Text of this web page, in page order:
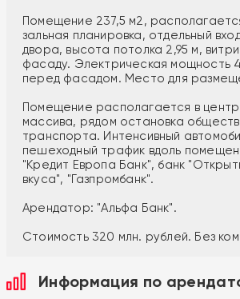
Помещение 237,5 м2,
зальная планировка, отдельный
двора, высота потолка 2,95 м,
фасаду. Электрическая мощность
перед фасадом. Место для
Помещение располагается в
массива, рядом остановка
транспорта. Интенсивный
пешеходный трафик вдоль
"Кредит Европа Банк", банк
вкуса", "Газпромбанк".
Арендатор: "Альфа Банк".
Стоимость 320 млн. рублей. Без
Информация по